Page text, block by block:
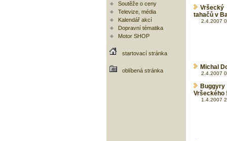
Soutěže o ceny
Televize, média
Kalendář akcí
Dopravní tématika
Motor SHOP
startovací stránka
oblíbená stránka
tahačů v
2.4.2007
Michal
2.4.2007
Vršeckého
1.4.2007